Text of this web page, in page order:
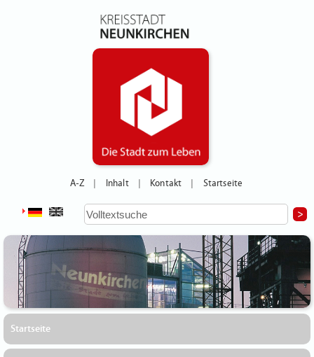
A-Z Inhalt Kontakt Startseite
Startseite